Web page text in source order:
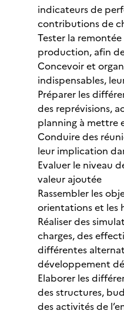
indicateurs de
contributions de
Tester la
production, afin
Concevoir et
indispensables,
Préparer les
des reprévisions,
planning à mettre
Conduire des
leur implication
Evaluer le niveau
valeur ajoutée
Rassembler les
orientations et les
Réaliser des
charges, des
différentes
développement
Elaborer les
des structures,
des activités de